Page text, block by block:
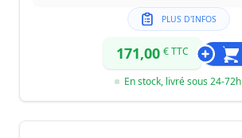
PLUS D'INFOS
171,00 € TTC
En stock, livré sous 24-72h